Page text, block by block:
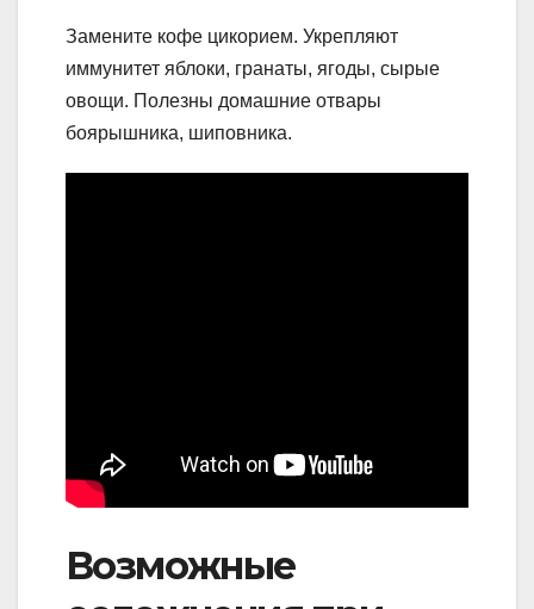
Замените кофе цикорием. Укрепляют
иммунитет яблоки, гранаты, ягоды, сырые
овощи. Полезны домашние отвары
боярышника, шиповника.
Возможные